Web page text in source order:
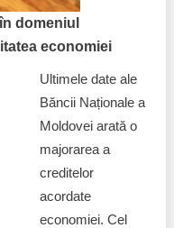
domeniul
economiei
Ultimele date ale
Băncii Naționale a
Moldovei arată o
majorarea a
creditelor
acordate
economiei. Cel